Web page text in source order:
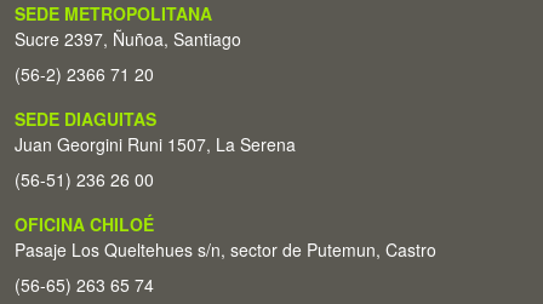
SEDE METROPOLITANA
Sucre 2397, Ñuñoa, Santiago
(56-2) 2366 71 20
SEDE DIAGUITAS
Juan Georgini Runi 1507, La Serena
(56-51) 236 26 00
OFICINA CHILOÉ
Pasaje Los Queltehues s/n, sector de Putemun, Castro
(56-65) 263 65 74